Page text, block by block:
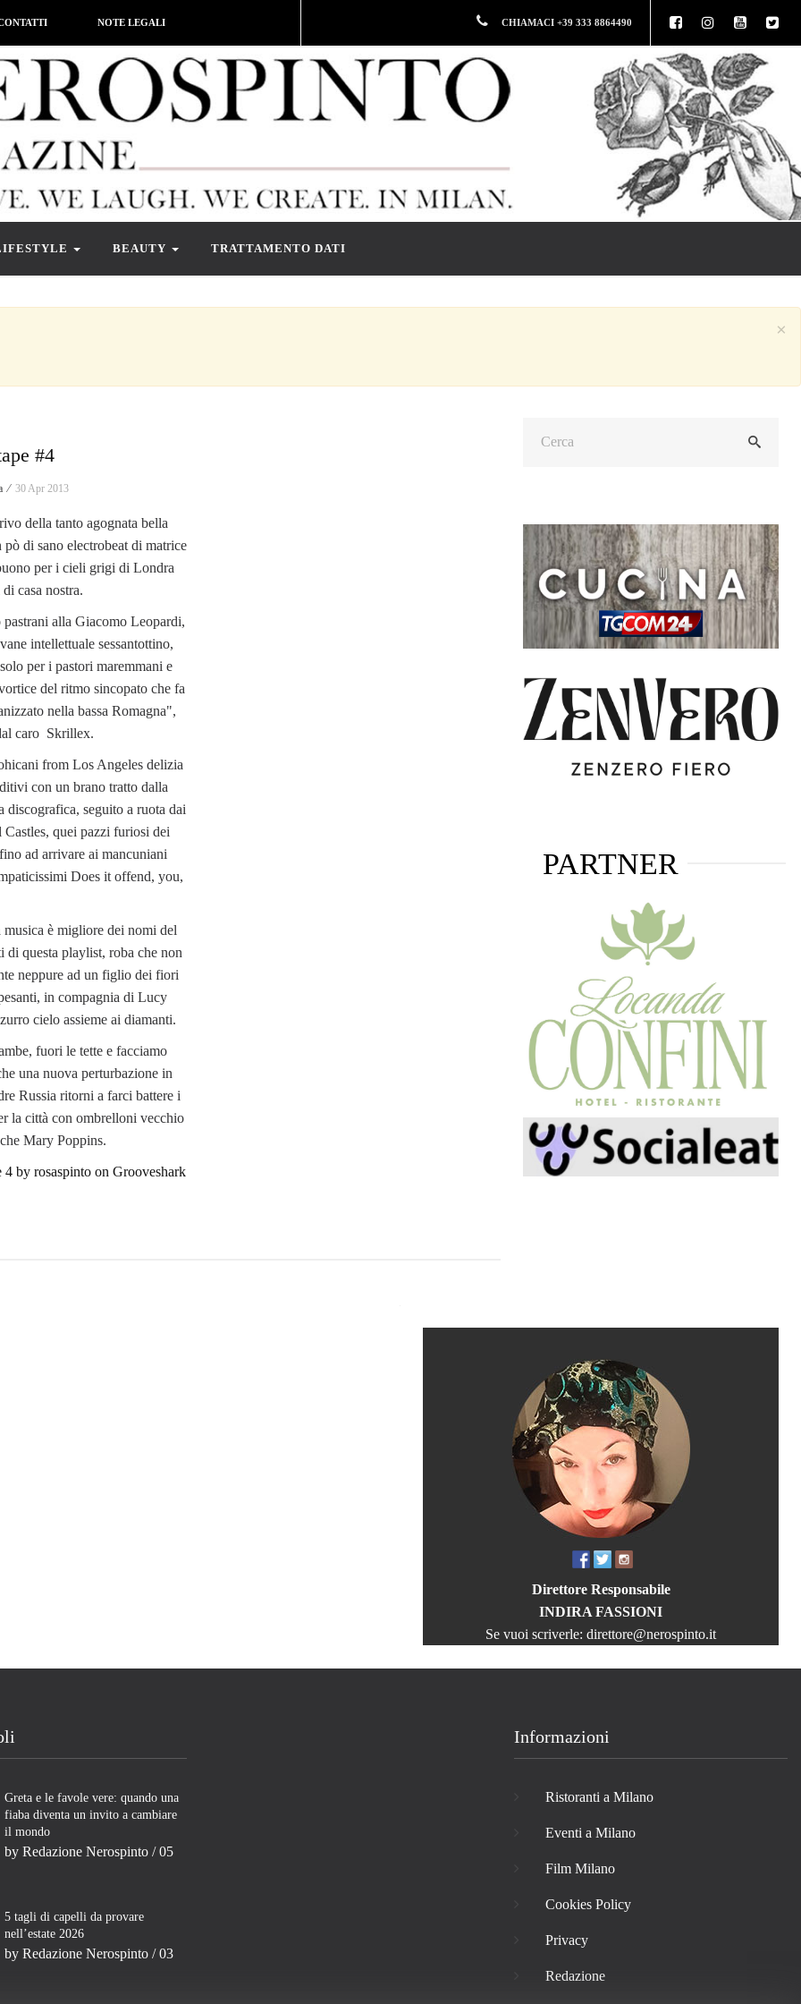
NOTE LEGALI CHIAMACI +39 333 8864490
BEAUTY TRATTAMENTO DATI
×
#4
⁄ 30 Apr 2013
della tanto agognata bella
pò di sano electrobeat di matrice
per i cieli grigi di Londra
casa nostra.
alla Giacomo Leopardi,
intellettuale sessantottino,
per i pastori maremmani e
del ritmo sincopato che fa
nella bassa Romagna",
caro Skrillex.
from Los Angeles delizia
con un brano tratto dalla
discografica, seguito a ruota dai
Castles, quei pazzi furiosi dei
ad arrivare ai mancuniani
Does it offend, you,
musica è migliore dei nomi del
di questa playlist, roba che non
neppure ad un figlio dei fiori
in compagnia di Lucy
cielo assieme ai diamanti.
fuori le tette e facciamo
una nuova perturbazione in
Russia ritorni a farci battere i
la città con ombrelloni vecchio
Mary Poppins.
4 by rosaspinto on Grooveshark
PARTNER
Direttore Responsabile
INDIRA FASSIONI
Se vuoi scriverle: direttore@nerospinto.it
Greta e le favole vere: quando una
fiaba diventa un invito a cambiare
il mondo
by Redazione Nerospinto / 05
5 tagli di capelli da provare
nell’estate 2026
by Redazione Nerospinto / 03
Informazioni
Ristoranti a Milano
Eventi a Milano
Film Milano
Cookies Policy
Privacy
Redazione